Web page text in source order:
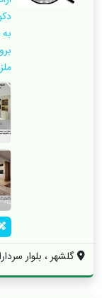
گلشهر ، بلوار